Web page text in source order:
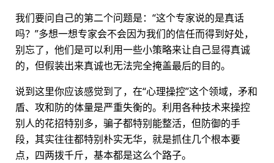
我们要问自己的第二个问题是：“这个专家说的是真话
吗？”多想一想专家会不会因为我们的信任而得到好处，
别忘了，他们是可以利用一些小策略来让自己显得真诚
的，但假装出来真诚也无法完全掩盖最后的目的。
说到这里你应该感觉到了，在“心理操控”这个领域，矛和
盾、攻和防的体量是严重失衡的。利用各种技术来操控
别人的花招特别多，骗子都特别能整活，但防御的手
段，其实往往都特别朴实无华，就是抓住几个根本要
点，四两拨千斤，基本都是这么个路子。